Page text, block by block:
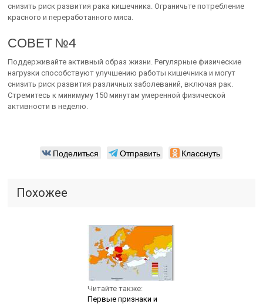
снизить риск развития рака кишечника. Ограничьте потребление
красного и переработанного мяса.
СОВЕТ №4
Поддерживайте активный образ жизни. Регулярные физические
нагрузки способствуют улучшению работы кишечника и могут
снизить риск развития различных заболеваний, включая рак.
Стремитесь к минимуму 150 минутам умеренной физической
активности в неделю.
Поделиться Отправить Класснуть
Похожее
Читайте также:
Первые признаки и